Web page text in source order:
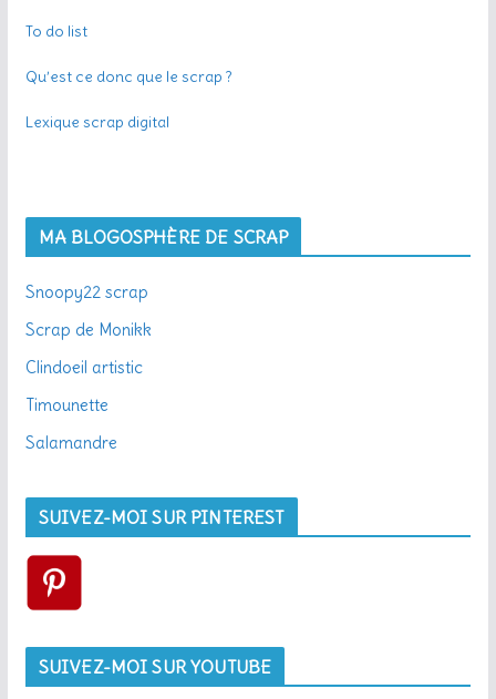
To do list
Qu’est ce donc que le scrap ?
Lexique scrap digital
MA BLOGOSPHÈRE DE SCRAP
Snoopy22 scrap
Scrap de Monikk
Clindoeil artistic
Timounette
Salamandre
SUIVEZ-MOI SUR PINTEREST
SUIVEZ-MOI SUR YOUTUBE